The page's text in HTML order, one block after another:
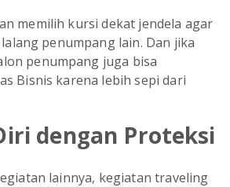
memilih kursi dekat jendela agar
penumpang lain. Dan jika
penumpang juga bisa
Bisnis karena lebih sepi dari
dengan Proteksi
lainnya, kegiatan traveling